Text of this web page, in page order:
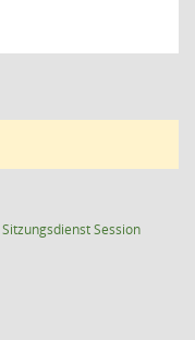
SitzungsdienstSession(Wird in